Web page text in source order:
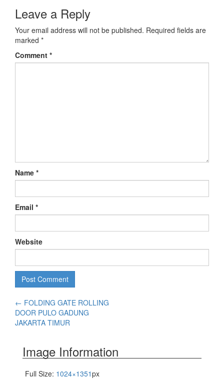
Leave a Reply
Your email address will not be published. Required fields are
marked *
Comment *
Name *
Email *
Website
← FOLDING GATE ROLLING
DOOR PULO GADUNG
JAKARTA TIMUR
Image Information
Full Size: 1024×1351px